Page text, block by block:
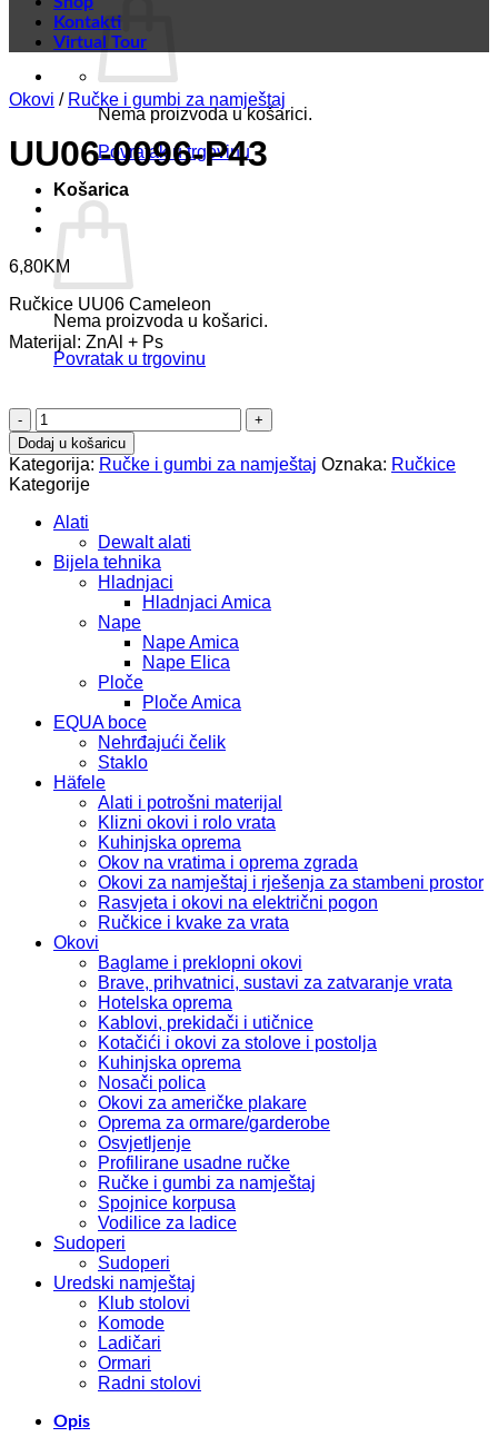
Nema proizvoda u košarici.
Povratak u trgovinu
Košarica
Nema proizvoda u košarici.
Povratak u trgovinu
Kontakti
Virtual Tour
Okovi / Ručke i gumbi za namještaj
UU06-0096-P43
6,80KM
Ručkice UU06 Cameleon
Materijal: ZnAl + Ps
UU06-
0096-
P43
količina
Dodaj u košaricu
Kategorija: Ručke i gumbi za namještaj Oznaka: Ručkice
Kategorije
Alati
Dewalt alati
Bijela tehnika
Hladnjaci
Hladnjaci Amica
Nape
Nape Amica
Nape Elica
Ploče
Ploče Amica
EQUA boce
Nehrđajući čelik
Staklo
Häfele
Alati i potrošni materijal
Klizni okovi i rolo vrata
Kuhinjska oprema
Okov na vratima i oprema zgrada
Okovi za namještaj i rješenja za stambeni prostor
Rasvjeta i okovi na električni pogon
Ručkice i kvake za vrata
Okovi
Baglame i preklopni okovi
Brave, prihvatnici, sustavi za zatvaranje vrata
Hotelska oprema
Kablovi, prekidači i utičnice
Kotačići i okovi za stolove i postolja
Kuhinjska oprema
Nosači polica
Okovi za američke plakare
Oprema za ormare/garderobe
Osvjetljenje
Profilirane usadne ručke
Ručke i gumbi za namještaj
Spojnice korpusa
Vodilice za ladice
Sudoperi
Sudoperi
Uredski namještaj
Klub stolovi
Komode
Ladičari
Ormari
Radni stolovi
Opis